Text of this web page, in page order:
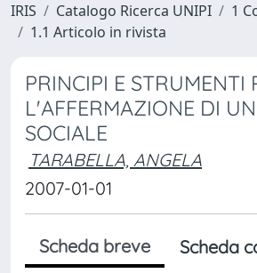
IRIS Catalogo Ricerca UNIPI
1
1.1 Articolo in rivista
PRINCIPI E STRUMENTI
L'AFFERMAZIONE DI
SOCIALE
TARABELLA, ANGELA
2007-01-01
Scheda breve
Scheda